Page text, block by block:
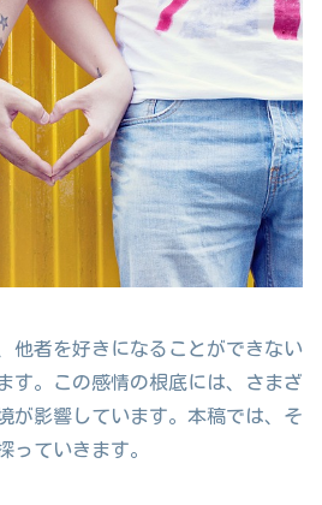
他者を好きになることができない
す。この感情の根底には、さまざ
が影響しています。本稿では、そ
っていきます。